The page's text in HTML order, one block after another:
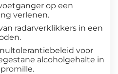
op een
verlenen.
radarverklikkers in een
voor
alcoholgehalte in